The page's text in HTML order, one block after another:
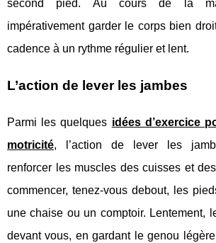
second pied. Au cours de la
impérativement garder le corps bien
cadence à un rythme régulier et lent.
L’action de lever les jambes
Parmi les quelques idées d’exercice
motricité, l’action de lever les
renforcer les muscles des cuisses et
commencer, tenez-vous debout, les
une chaise ou un comptoir. Lentement,
devant vous, en gardant le genou